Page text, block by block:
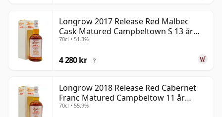
Longrow 2017 Release Red Malbec
Cask Matured Campbeltown S 13 år
gammal
70cl • 51.3%
4 280 kr ?
Longrow 2018 Release Red Cabernet
Franc Matured Campbeltow 11 år
gammal
70cl • 55.9%